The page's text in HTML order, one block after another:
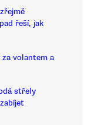
řeší, jak
za volantem a
střely